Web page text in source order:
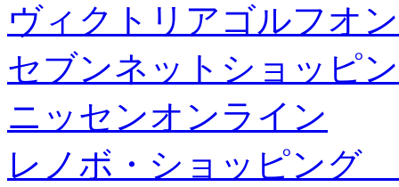
ヴィクトリアゴルフオ
セブンネットショッピ
ニッセンオンライン
レノボ・ショッピング